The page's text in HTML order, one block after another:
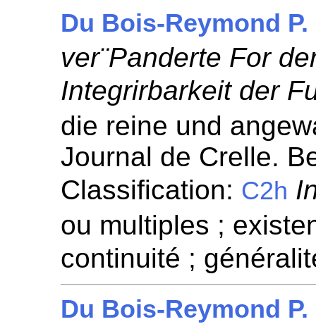
Du Bois-Reymond P.
ver¨Panderte For
Integrirbarkeit der
die reine und
Journal de Crelle.
Classification: C2h
ou multiples ;
continuité ;
Du Bois-Reymond P.